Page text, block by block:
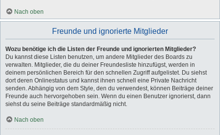
Nach oben
Freunde und ignorierte Mitglieder
Wozu benötige ich die Listen der Freunde und ignorierten Mitglieder?
Du kannst diese Listen benutzen, um andere Mitglieder des Boards zu
verwalten. Mitglieder, die du deiner Freundesliste hinzufügst, werden in
deinem persönlichen Bereich für den schnellen Zugriff aufgelistet. Du siehst
dort deren Onlinestatus und kannst ihnen schnell eine Private Nachricht
senden. Abhängig von dem Style, den du verwendest, können Beiträge deiner
Freunde auch hervorgehoben sein. Wenn du einen Benutzer ignorierst, dann
siehst du seine Beiträge standardmäßig nicht.
Nach oben